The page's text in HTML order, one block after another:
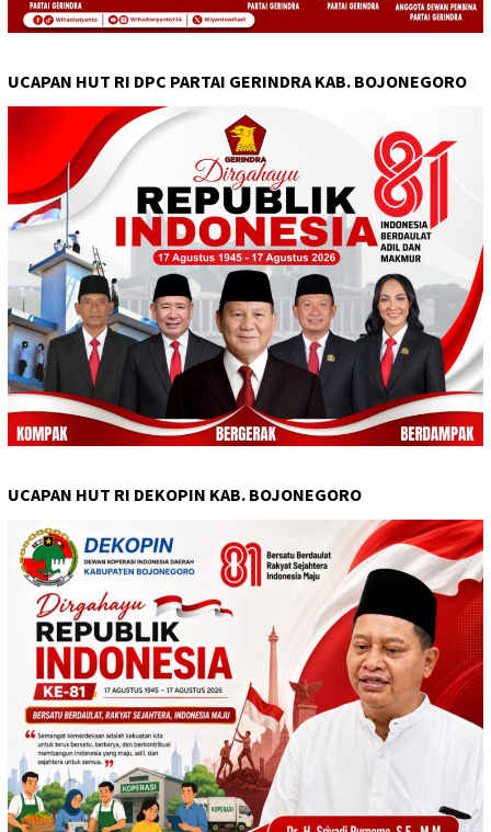
UCAPAN HUT RI DPC PARTAI GERINDRA KAB. BOJONEGORO
UCAPAN HUT RI DEKOPIN KAB. BOJONEGORO